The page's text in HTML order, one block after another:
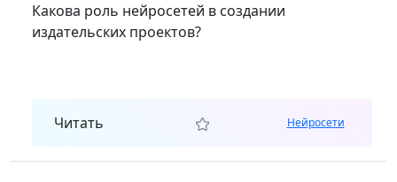
Какова роль нейросетей в создании
издательских проектов?
Читать Нейросети